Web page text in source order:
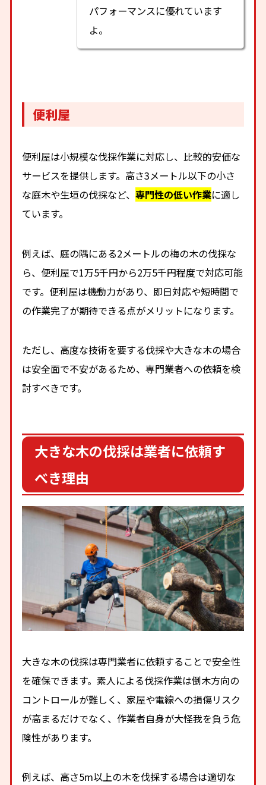
パフォーマンスに優れています
よ。
便利屋
便利屋は小規模な伐採作業に対応し、比較的安価な
サービスを提供します。高さ3メートル以下の小さ
な庭木や生垣の伐採など、専門性の低い作業に適し
ています。
例えば、庭の隅にある2メートルの梅の木の伐採な
ら、便利屋で1万5千円から2万5千円程度で対応可能
です。便利屋は機動力があり、即日対応や短時間で
の作業完了が期待できる点がメリットになります。
ただし、高度な技術を要する伐採や大きな木の場合
は安全面で不安があるため、専門業者への依頼を検
討すべきです。
大きな木の伐採は業者に依頼す
べき理由
大きな木の伐採は専門業者に依頼することで安全性
を確保できます。素人による伐採作業は倒木方向の
コントロールが難しく、家屋や電線への損傷リスク
が高まるだけでなく、作業者自身が大怪我を負う危
険性があります。
例えば、高さ5m以上の木を伐採する場合は適切な